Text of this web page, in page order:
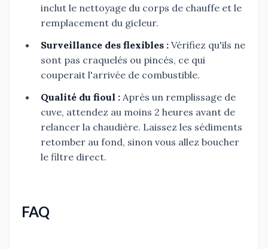
inclut le nettoyage du corps de chauffe et le
remplacement du gicleur.
Surveillance des flexibles : Vérifiez qu'ils ne
sont pas craquelés ou pincés, ce qui
couperait l'arrivée de combustible.
Qualité du fioul : Après un remplissage de
cuve, attendez au moins 2 heures avant de
relancer la chaudière. Laissez les sédiments
retomber au fond, sinon vous allez boucher
le filtre direct.
FAQ